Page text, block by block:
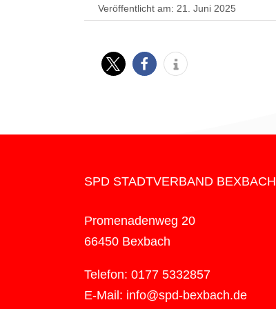
Veröffentlicht am: 21. Juni 2025
SPD STADTVERBAND BEXBACH
Promenadenweg 20
66450 Bexbach
Telefon: 0177 5332857
E-Mail: info@spd-bexbach.de